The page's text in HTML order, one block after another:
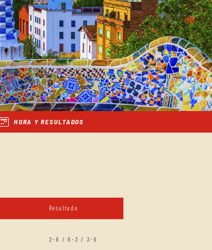
HORA Y RESULTADOS
Resultado
2-6 / 6-3 / 3-6